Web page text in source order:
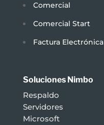
Comercial
Comercial Start
Factura Electrónica
Soluciones Nimbo
Respaldo
Servidores
Microsoft